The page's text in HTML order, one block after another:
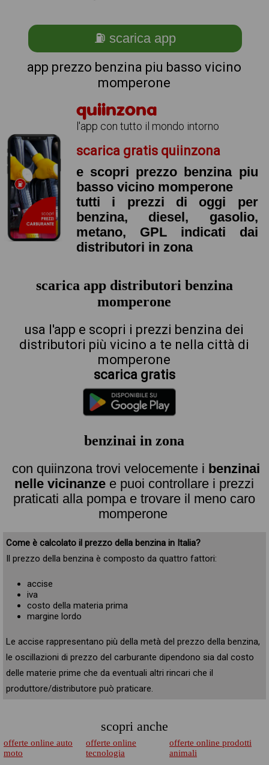
⛽ scarica app
app prezzo benzina piu basso vicino
momperone
quiinzona
l'app con tutto il mondo intorno
scarica gratis quiinzona
e scopri prezzo benzina piu
basso vicino momperone
tutti i prezzi di oggi per
benzina, diesel, gasolio,
metano, GPL indicati dai
distributori in zona
scarica app distributori benzina
momperone
usa l'app e scopri i prezzi benzina dei
distributori più vicino a te nella città di
momperone
scarica gratis
benzinai in zona
con quiinzona trovi velocemente i benzinai
nelle vicinanze e puoi controllare i prezzi
praticati alla pompa e trovare il meno caro
momperone
Come è calcolato il prezzo della benzina in Italia?
Il prezzo della benzina è composto da quattro fattori:
accise
iva
costo della materia prima
margine lordo
Le accise rappresentano più della metà del prezzo della benzina,
le oscillazioni di prezzo del carburante dipendono sia dal costo
delle materie prime che da eventuali altri rincari che il
produttore/distributore può praticare.
scopri anche
offerte online auto
moto
offerte online
tecnologia
offerte online prodotti
animali